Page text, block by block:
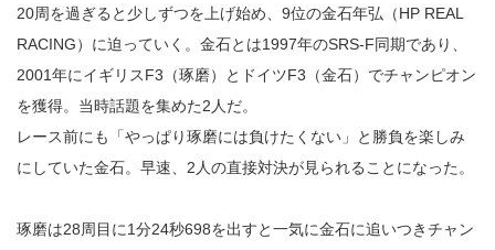
20周を過ぎると少しずつを上げ始め、9位の金石年弘（HP REAL
RACING）に迫っていく。金石とは1997年のSRS-F同期であり、
2001年にイギリスF3（琢磨）とドイツF3（金石）でチャンピオン
を獲得。当時話題を集めた2人だ。
レース前にも「やっぱり琢磨には負けたくない」と勝負を楽しみ
にしていた金石。早速、2人の直接対決が見られることになった。
琢磨は28周目に1分24秒698を出すと一気に金石に追いつきチャン